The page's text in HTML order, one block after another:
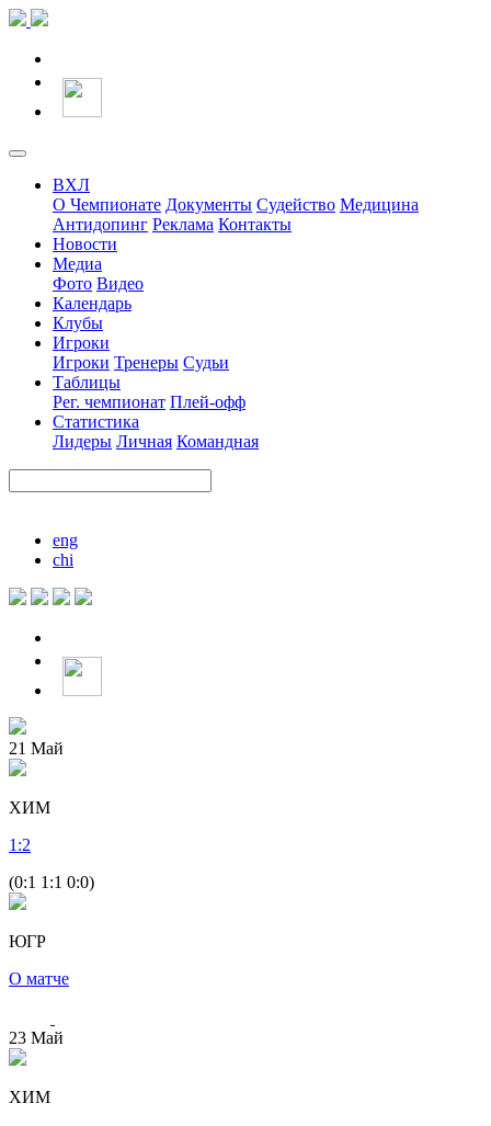
ВХЛ
О Чемпионате Документы Судейство Медицина
Антидопинг Реклама Контакты
Новости
Медиа
Фото Видео
Календарь
Клубы
Игроки
Игроки Тренеры Судьи
Таблицы
Рег. чемпионат Плей-офф
Статистика
Лидеры Личная Командная
eng
chi
21 Май
ХИМ
1 :2
(0:1 1:1 0:0)
ЮГР
О матче
23 Май
ХИМ